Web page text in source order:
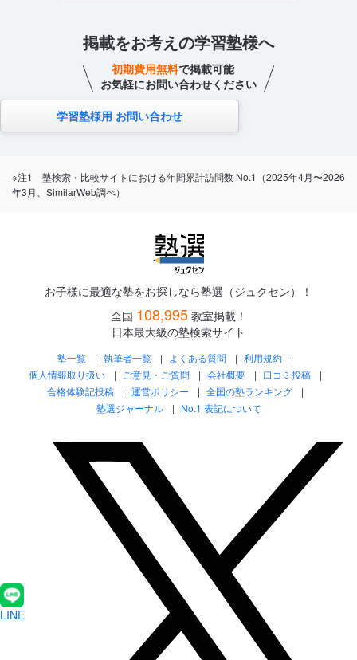
掲載をお考えの学習塾様へ
初期費用無料で掲載可能
お気軽にお問い合わせください
学習塾様用 お問い合わせ
※注1 塾検索・比較サイトにおける年間累計訪問数 No.1（2025年4月〜2026
年3月、SimilarWeb調べ）
お子様に最適な塾をお探しなら塾選（ジュクセン）！
全国 108,995 教室掲載！
日本最大級の塾検索サイト
塾一覧 執筆者一覧 よくある質問
利用規約
個人情報取り扱い
ご意見・ご質問 会社概要
口コミ投稿
合格体験記投稿
運営ポリシー
全国の塾ランキング
塾選ジャーナル
No.1 表記について
LINE